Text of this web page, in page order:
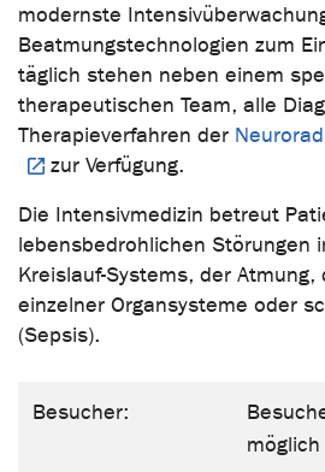
modernste
Beatmungstechnologien zum
täglich stehen neben einem
therapeutischen Team, alle
Therapieverfahren der
zur Verfügung.
Die Intensivmedizin betreut
lebensbedrohlichen Störungen
Kreislauf-Systems, der Atmung,
einzelner Organsysteme oder
(Sepsis).
Besucher:
möglich